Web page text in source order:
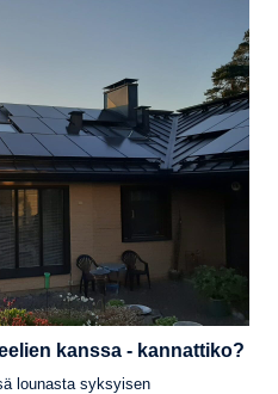
kanssa - kannattiko?
lounasta syksyisen